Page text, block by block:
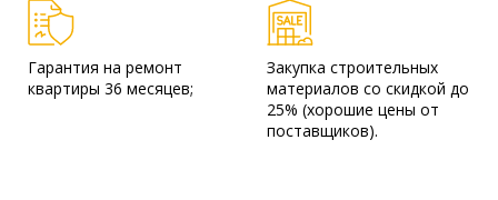
Гарантия на ремонт
квартиры 36 месяцев;
Закупка строительных
материалов со скидкой до
25% (хорошие цены от
поставщиков).